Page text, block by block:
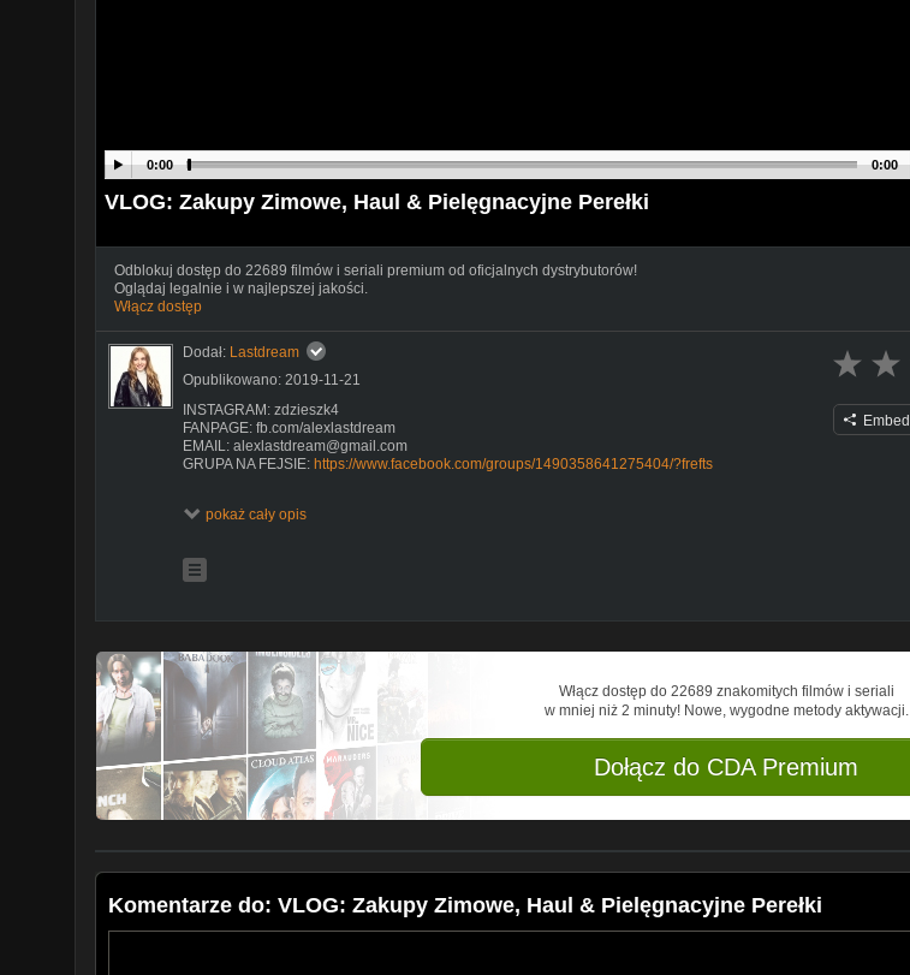
0:00 0:00
VLOG: Zakupy Zimowe, Haul & Pielęgnacyjne Perełki
Odblokuj dostęp do 22689 filmów i seriali premium od oficjalnych dystrybutorów!
Oglądaj legalnie i w najlepszej jakości.
Włącz dostęp
Dodał: Lastdream
Opublikowano: 2019-11-21
INSTAGRAM: zdzieszk4
FANPAGE: fb.com/alexlastdream
EMAIL: alexlastdream@gmail.com
GRUPA NA FEJSIE: https://www.facebook.com/groups/1490358641275404/?frefts
Wszystkie opinie są moje i szczere.
DO ZOBACZENIA W KOLEJNYM FILMIKU
pokaż cały opis
Embed
Włącz dostęp do 22689 znakomitych filmów i seriali
w mniej niż 2 minuty! Nowe, wygodne metody aktywacji.
Dołącz do CDA Premium
Komentarze do: VLOG: Zakupy Zimowe, Haul & Pielęgnacyjne Perełki